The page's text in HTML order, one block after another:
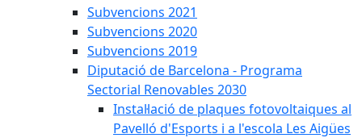
Subvencions 2021
Subvencions 2020
Subvencions 2019
Diputació de Barcelona - Programa
Sectorial Renovables 2030
Instal·lació de plaques fotovoltaiques al
Pavelló d'Esports i a l'escola Les Aigües